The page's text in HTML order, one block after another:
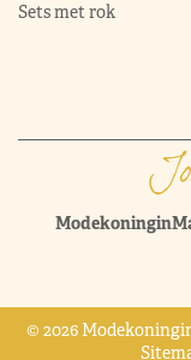
Sets met rok
© 2026